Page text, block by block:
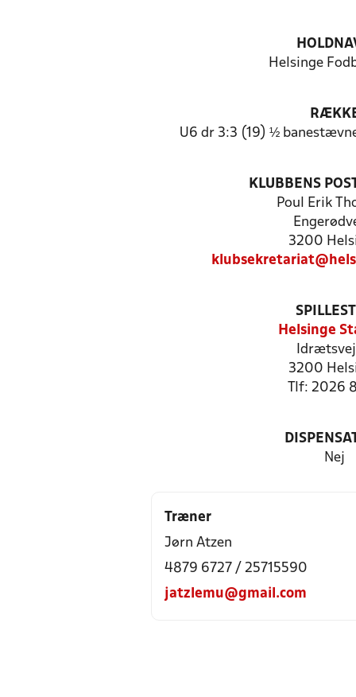
Helsinge
U6 dr 3:3 (19) ½
KLUBBENS
Poul Erik
3200
Helsinge
Idrætsvej
3200
Tlf: 2026
Nej
Træner
Jørn Atzen
4879 6727 / 25715590
jatzlemu@gmail.com